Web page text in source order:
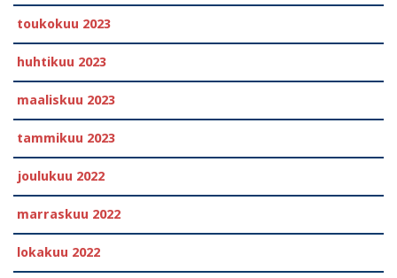
toukokuu 2023
huhtikuu 2023
maaliskuu 2023
tammikuu 2023
joulukuu 2022
marraskuu 2022
lokakuu 2022